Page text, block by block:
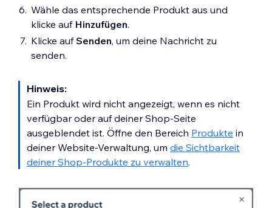
Wähle das entsprechende Produkt aus und
klicke auf Hinzufügen.
Klicke aufSenden, um deine Nachricht zu
senden.
Hinweis:
Ein Produkt wird nicht angezeigt, wenn es nicht
verfügbar oder auf deiner Shop-Seite
ausgeblendet ist. Öffne den Bereich Produkte in
deiner Website-Verwaltung, um die Sichtbarkeit
deiner Shop-Produkte zu verwalten.